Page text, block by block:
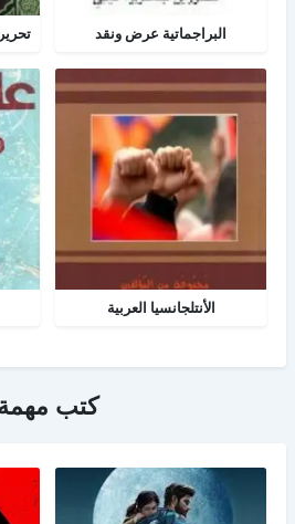
البراجماتية عرض ونقد
الأنتلجانسيا العربية
كتب